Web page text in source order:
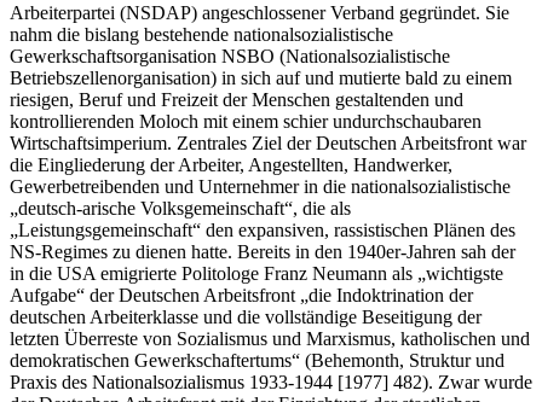
Arbeiterpartei (NSDAP) angeschlossener Verband gegründet. Sie
nahm die bislang bestehende nationalsozialistische
Gewerkschaftsorganisation NSBO (Nationalsozialistische
Betriebszellenorganisation) in sich auf und mutierte bald zu einem
riesigen, Beruf und Freizeit der Menschen gestaltenden und
kontrollierenden Moloch mit einem schier undurchschaubaren
Wirtschaftsimperium. Zentrales Ziel der Deutschen Arbeitsfront war
die Eingliederung der Arbeiter, Angestellten, Handwerker,
Gewerbetreibenden und Unternehmer in die nationalsozialistische
„deutsch-arische Volksgemeinschaft“, die als
„Leistungsgemeinschaft“ den expansiven, rassistischen Plänen des
NS-Regimes zu dienen hatte. Bereits in den 1940er-Jahren sah der
in die USA emigrierte Politologe Franz Neumann als „wichtigste
Aufgabe“ der Deutschen Arbeitsfront „die Indoktrination der
deutschen Arbeiterklasse und die vollständige Beseitigung der
letzten Überreste von Sozialismus und Marxismus, katholischen und
demokratischen Gewerkschaftertums“ (Behemonth, Struktur und
Praxis des Nationalsozialismus 1933-1944 [1977] 482). Zwar wurde